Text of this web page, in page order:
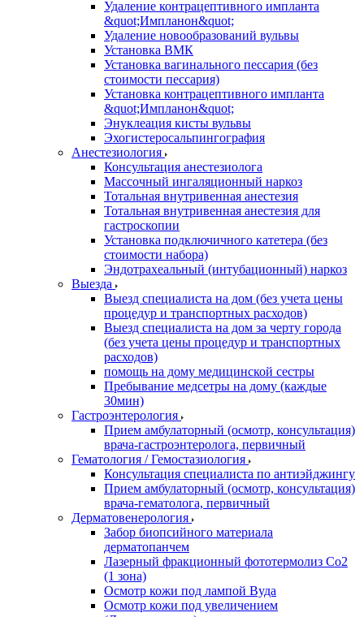
Удаление контрацептивного импланта
&quot;Импланон&quot;
Удаление новообразований вульвы
Установка ВМК
Установка вагинального пессария (без
стоимости пессария)
Установка контрацептивного импланта
&quot;Импланон&quot;
Энуклеация кисты вульвы
Эхогистеросальпингография
Анестезиология
Консультация анестезиолога
Массочный ингаляционный наркоз
Тотальная внутривенная анестезия
Тотальная внутривенная анестезия для
гастроскопии
Установка подключичного катетера (без
стоимости набора)
Эндотрахеальный (интубационный) наркоз
Выезда
Выезд специалиста на дом (без учета цены
процедур и транспортных расходов)
Выезд специалиста на дом за черту города
(без учета цены процедур и транспортных
расходов)
помощь на дому медицинской сестры
Пребывание медсетры на дому (каждые
30мин)
Гастроэнтерология
Прием амбулаторный (осмотр, консультация)
врача-гастроэнтеролога, первичный
Гематология / Гемостазиология
Консультация специалиста по антиэйджингу
Прием амбулаторный (осмотр, консультация)
врача-гематолога, первичный
Дерматовенерология
Забор биопсийного материала
дерматопанчем
Лазерный фракционный фототермолиз Со2
(1 зона)
Осмотр кожи под лампой Вуда
Осмотр кожи под увеличением